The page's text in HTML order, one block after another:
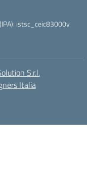
istsc_ceic83000v
S.r.l.
Italia